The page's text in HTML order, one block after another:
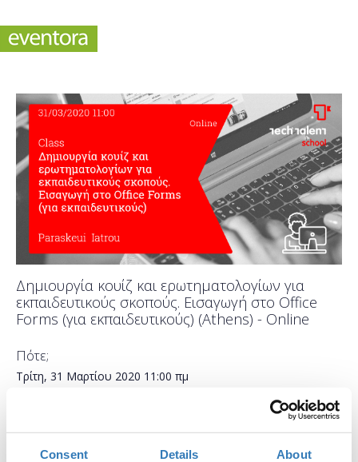
Consent Details About
Δημιουργία κουίζ και ερωτηματολογίων για
εκπαιδευτικούς σκοπούς. Εισαγωγή στο Office
Forms (για εκπαιδευτικούς) (Athens) - Online
Πότε;
Τρίτη, 31 Μαρτίου 2020 11:00 πμ
Online,